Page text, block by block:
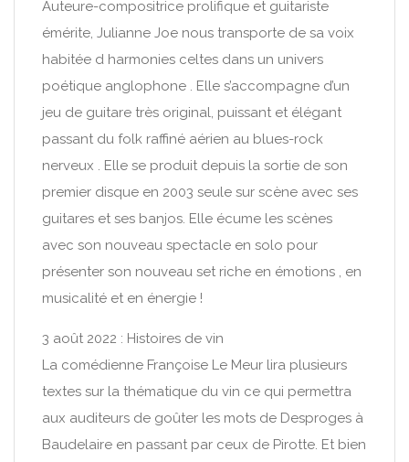
Auteure-compositrice prolifique et guitariste
émérite, Julianne Joe nous transporte de sa voix
habitée d harmonies celtes dans un univers
poétique anglophone . Elle s’accompagne d’un
jeu de guitare très original, puissant et élégant
passant du folk raffiné aérien au blues-rock
nerveux . Elle se produit depuis la sortie de son
premier disque en 2003 seule sur scène avec ses
guitares et ses banjos. Elle écume les scènes
avec son nouveau spectacle en solo pour
présenter son nouveau set riche en émotions , en
musicalité et en énergie !
3 août 2022 : Histoires de vin
La comédienne Françoise Le Meur lira plusieurs
textes sur la thématique du vin ce qui permettra
aux auditeurs de goûter les mots de Desproges à
Baudelaire en passant par ceux de Pirotte. Et bien